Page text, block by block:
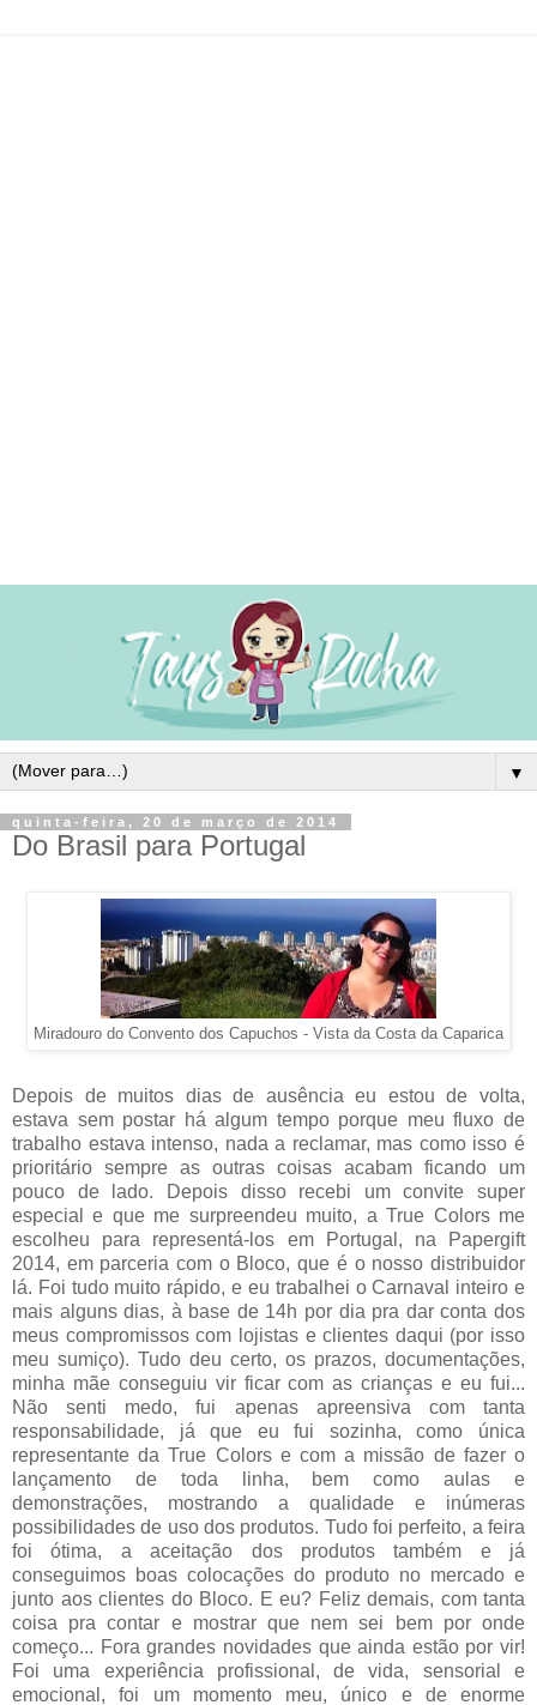
▼
quinta-feira, 20 de março de 2014
Do Brasil para Portugal
Miradouro do Convento dos Capuchos - Vista da Costa da Caparica
Depois de muitos dias de ausência eu estou de volta,
estava sem postar há algum tempo porque meu fluxo de
trabalho estava intenso, nada a reclamar, mas como isso é
prioritário sempre as outras coisas acabam ficando um
pouco de lado. Depois disso recebi um convite super
especial e que me surpreendeu muito, a True Colors me
escolheu para representá-los em Portugal, na Papergift
2014, em parceria com o Bloco, que é o nosso distribuidor
lá. Foi tudo muito rápido, e eu trabalhei o Carnaval inteiro e
mais alguns dias, à base de 14h por dia pra dar conta dos
meus compromissos com lojistas e clientes daqui (por isso
meu sumiço). Tudo deu certo, os prazos, documentações,
minha mãe conseguiu vir ficar com as crianças e eu fui...
Não senti medo, fui apenas apreensiva com tanta
responsabilidade, já que eu fui sozinha, como única
representante da True Colors e com a missão de fazer o
lançamento de toda linha, bem como aulas e
demonstrações, mostrando a qualidade e inúmeras
possibilidades de uso dos produtos. Tudo foi perfeito, a feira
foi ótima, a aceitação dos produtos também e já
conseguimos boas colocações do produto no mercado e
junto aos clientes do Bloco. E eu? Feliz demais, com tanta
coisa pra contar e mostrar que nem sei bem por onde
começo... Fora grandes novidades que ainda estão por vir!
Foi uma experiência profissional, de vida, sensorial e
emocional, foi um momento meu, único e de enorme